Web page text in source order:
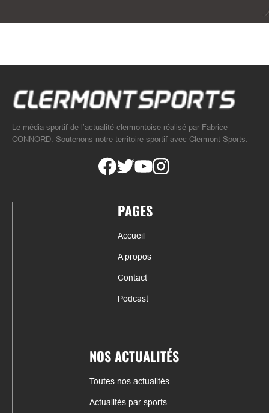
Le média sportif de l’actualité clermontoise réalisé par Fabrice
CONNORD. Soutenons notre territoire sportif avec Clermont Sports.
PAGES
Accueil
A propos
Contact
Podcast
NOS ACTUALITÉS
Toutes nos actualités
Actualités par sports